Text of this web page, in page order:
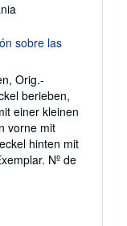
Orig.-
berieben,
einer kleinen
vorne mit
hinten mit
Nº de